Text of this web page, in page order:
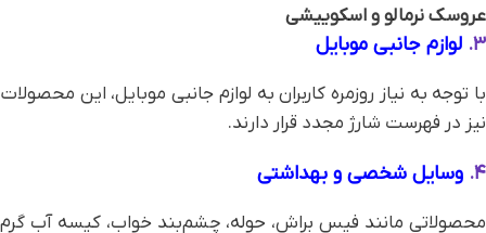
عروسک نرمالو و اسکوییشی
۳. لوازم جانبی موبایل
با توجه به نیاز روزمره کاربران به لوازم جانبی موبایل، این محصولات
نیز در فهرست شارژ مجدد قرار دارند.
۴. وسایل شخصی و بهداشتی
محصولاتی مانند فیس براش، حوله، چشم‌بند خواب، کیسه آب گرم